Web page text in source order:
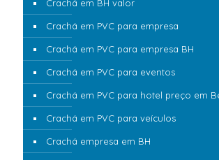
Crachá em BH valor
Crachá em PVC para empresa
Crachá em PVC para empresa BH
Crachá em PVC para eventos
Crachá em PVC para hotel preço em
Crachá em PVC para veículos
Crachá empresa em BH